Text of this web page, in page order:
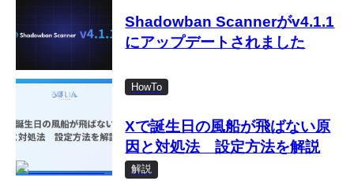
い方
Shadowban Scannerがv4.1.1
にアップデートされました
HowTo
Xで誕生日の風船が飛ばない原
因と対処法 設定方法を解説
解説